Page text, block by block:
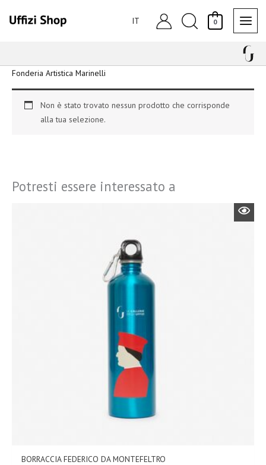
IT Cerca
0
Fonderia Artistica Marinelli
Non è stato trovato nessun prodotto che corrisponde
alla tua selezione.
Potresti essere interessato a
BORRACCIA FEDERICO DA MONTEFELTRO